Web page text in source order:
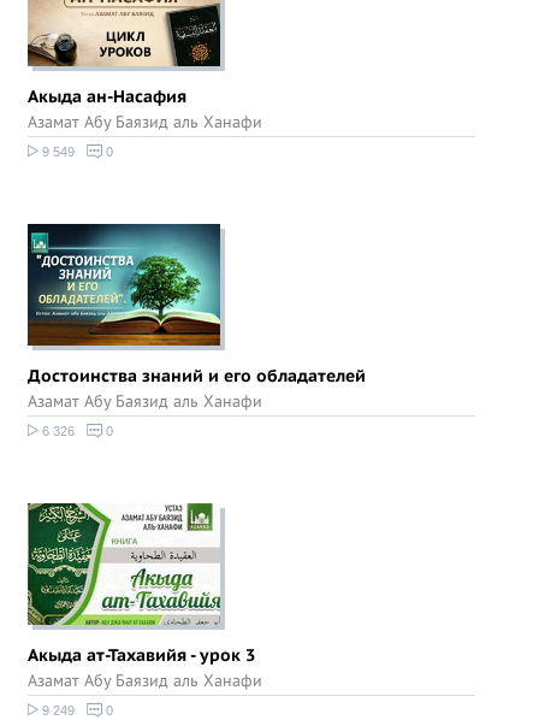
Акыда ан-Насафия
Азамат Абу Баязид аль Ханафи
9 549 0
Достоинства знаний и его обладателей
Азамат Абу Баязид аль Ханафи
6 326 0
Акыда ат-Тахавийя - урок 3
Азамат Абу Баязид аль Ханафи
9 249 0